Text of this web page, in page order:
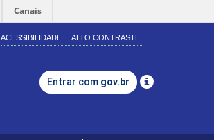
Canais
ACESSIBILIDADE ALTO CONTRASTE
Entrar com gov.br